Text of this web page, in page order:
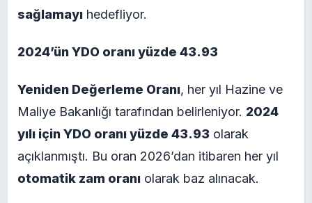
sağlamayı hedefliyor.
2024’ün YDO oranı yüzde 43.93
Yeniden Değerleme Oranı, her yıl Hazine ve
Maliye Bakanlığı tarafından belirleniyor. 2024
yılı için YDO oranı yüzde 43.93 olarak
açıklanmıştı. Bu oran 2026’dan itibaren her yıl
otomatik zam oranı olarak baz alınacak.